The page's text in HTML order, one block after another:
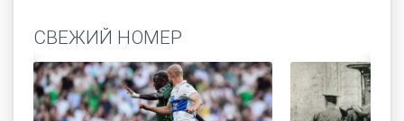
СВЕЖИЙ НОМЕР